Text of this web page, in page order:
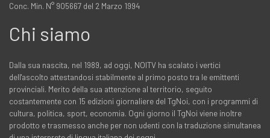
Conc. Min. N° 905667 del 2 Marzo 1994
Chi siamo
Dalla sua nascita, nel 1989, ad oggi, NOITV ha scalato i vertici
dell'ascolto attestandosi stabilmente al primo posto tra le emittenti
provinciali. Merito della sua attenzione al territorio, seguito
costantemente con 15 edizioni giornaliere del TgNoi, con i programmi di
cultura, politica, sport, economia. Ogni giorno il TgNoi viene inoltre
prodotto e trasmesso anche per non udenti con la traduzione simultanea